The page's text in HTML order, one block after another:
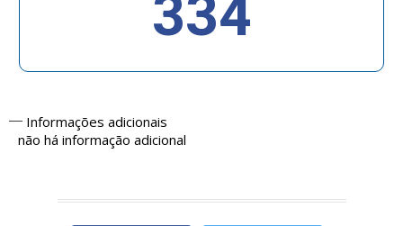
334
Informações adicionais
não há informação adicional